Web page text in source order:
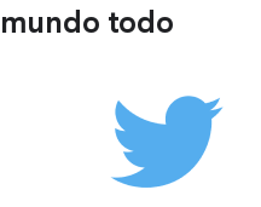
mundo todo